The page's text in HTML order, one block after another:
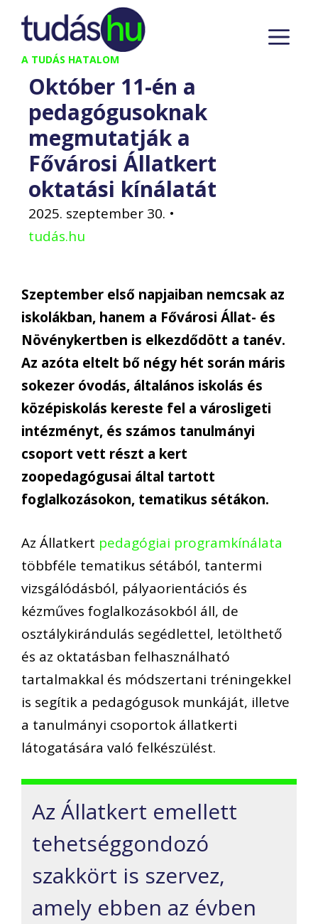
Kilépés
tartalomba
A TUDÁS HATALOM
Október 11-én a
pedagógusoknak
megmutatják a
Fővárosi Állatkert
oktatási kínálatát
2025. szeptember 30. •
tudás.hu
Szeptember első napjaiban nemcsak az
iskolákban, hanem a Fővárosi Állat- és
Növénykertben is elkezdődött a tanév.
Az azóta eltelt bő négy hét során máris
sokezer óvodás, általános iskolás és
középiskolás kereste fel a városligeti
intézményt, és számos tanulmányi
csoport vett részt a kert
zoopedagógusai által tartott
foglalkozásokon, tematikus sétákon.
Az Állatkert pedagógiai programkínálata
többféle tematikus sétából, tantermi
vizsgálódásból, pályaorientációs és
kézműves foglalkozásokból áll, de
osztálykirándulás segédlettel, letölthető
és az oktatásban felhasználható
tartalmakkal és módszertani tréningekkel
is segítik a pedagógusok munkáját, illetve
a tanulmányi csoportok állatkerti
látogatására való felkészülést.
Az Állatkert emellett
tehetséggondozó
szakkört is szervez,
amely ebben az évben